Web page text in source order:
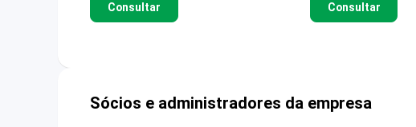
Consultar Consultar
Sócios e administradores da empresa